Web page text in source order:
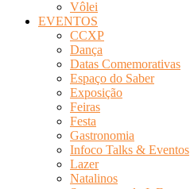
Vôlei
EVENTOS
CCXP
Dança
Datas Comemorativas
Espaço do Saber
Exposição
Feiras
Festa
Gastronomia
Infoco Talks & Eventos
Lazer
Natalinos